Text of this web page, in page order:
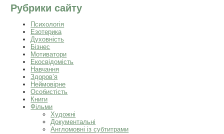
Рубрики сайту
Психологія
Езотерика
Духовність
Бізнес
Мотиватори
Екосвідомість
Навчання
Здоров’я
Неймовірне
Особистість
Книги
Фільми
Художні
Документальні
Англомовні із субтитрами